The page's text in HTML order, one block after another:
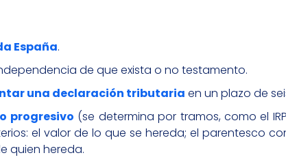
España.
de que exista o no testamento.
una declaración tributaria en un plazo de
progresivo (se determina por tramos, como el
el valor de lo que se hereda; el parentesco
quien hereda.